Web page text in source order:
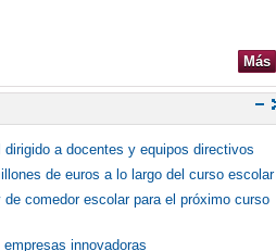
Más
a docentes y equipos directivos
de euros a lo largo del curso escolar
comedor escolar para el próximo curso
innovadoras